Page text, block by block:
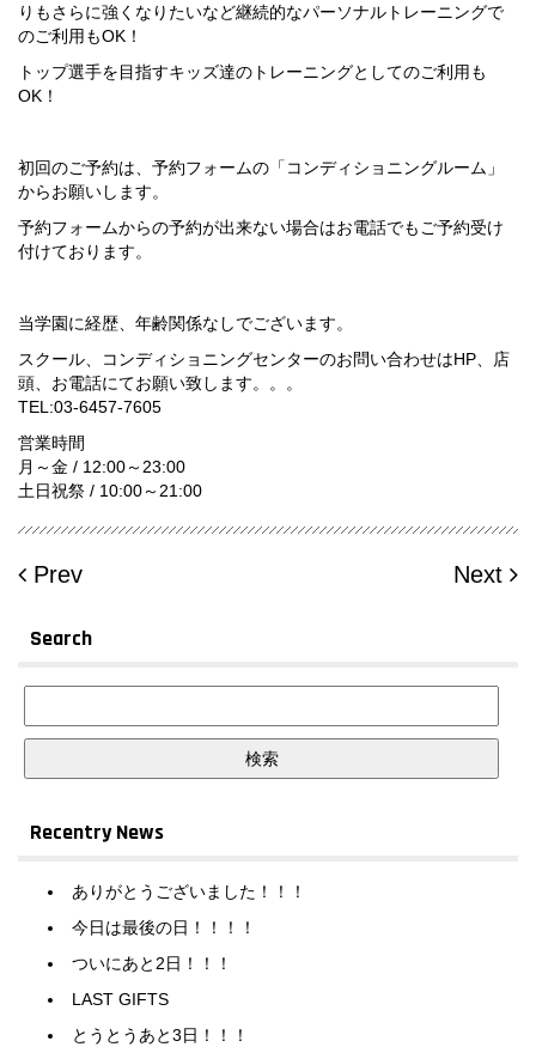
りもさらに強くなりたいなど継続的なパーソナルトレーニングで
のご利用もOK！
トップ選手を目指すキッズ達のトレーニングとしてのご利用も
OK！
初回のご予約は、予約フォームの「コンディショニングルーム」
からお願いします。
予約フォームからの予約が出来ない場合はお電話でもご予約受け
付けております。
当学園に経歴、年齢関係なしでございます。
スクール、コンディショニングセンターのお問い合わせはHP、店
頭、お電話にてお願い致します。。。
TEL:03-6457-7605
営業時間
月～金 / 12:00～23:00
土日祝祭 / 10:00～21:00
Prev Next
Search
Recentry News
ありがとうございました！！！
今日は最後の日！！！！
ついにあと2日！！！
LAST GIFTS
とうとうあと3日！！！